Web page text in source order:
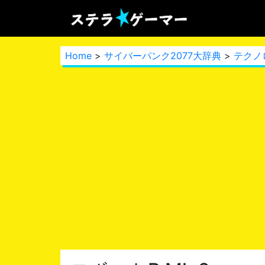
Home > サイバーパンク2077大辞典 > テクノ